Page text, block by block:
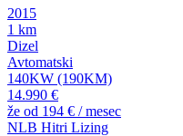
2015
1 km
Dizel
Avtomatski
140KW (190KM)
14.990 €
že od 194 € / mesec
NLB Hitri Lizing